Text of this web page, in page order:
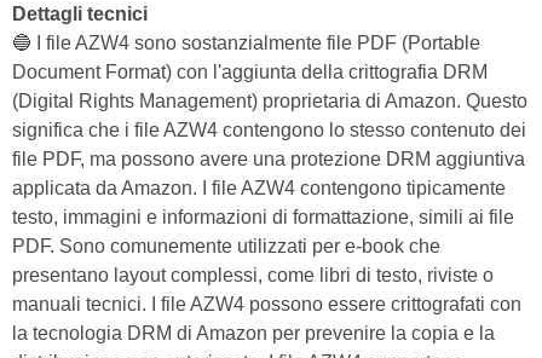
Dettagli tecnici
🔵 I file AZW4 sono sostanzialmente file PDF (Portable
Document Format) con l'aggiunta della crittografia DRM
(Digital Rights Management) proprietaria di Amazon. Questo
significa che i file AZW4 contengono lo stesso contenuto dei
file PDF, ma possono avere una protezione DRM aggiuntiva
applicata da Amazon. I file AZW4 contengono tipicamente
testo, immagini e informazioni di formattazione, simili ai file
PDF. Sono comunemente utilizzati per e-book che
presentano layout complessi, come libri di testo, riviste o
manuali tecnici. I file AZW4 possono essere crittografati con
la tecnologia DRM di Amazon per prevenire la copia e la